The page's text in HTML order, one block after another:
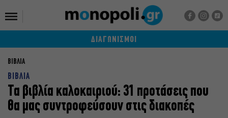
ΔΙΑΓΩΝΙΣΜΟΙ
ΒΙΒΛΙΑ
ΒΙΒΛΙΑ
Τα βιβλία καλοκαιριού: 31 προτάσεις που
θα μας συντροφεύσουν στις διακοπές